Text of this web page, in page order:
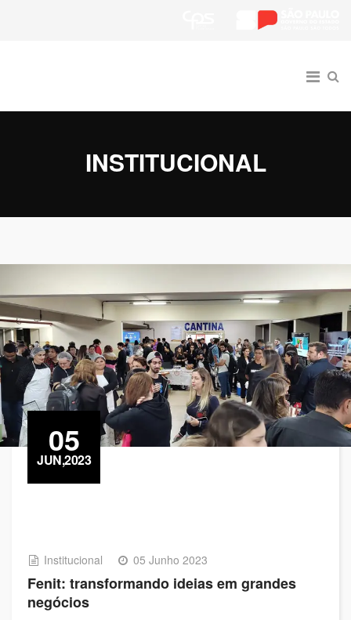
INSTITUCIONAL
05
JUN,2023
Institucional 05 Junho 2023
Fenit: transformando ideias em grandes
negócios